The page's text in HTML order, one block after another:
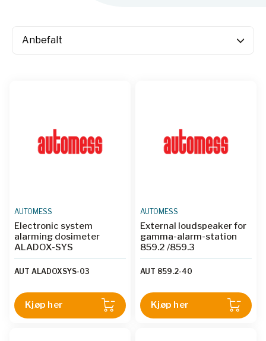
AUTOMESS
Electronic system
alarming dosimeter
ALADOX-SYS
AUT ALADOXSYS-03
Kjøp her
AUTOMESS
External loudspeaker for
gamma-alarm-station
859.2 /859.3
AUT 859.2-40
Kjøp her